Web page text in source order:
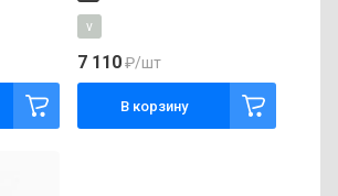
v
7 110₽/шт
В корзину